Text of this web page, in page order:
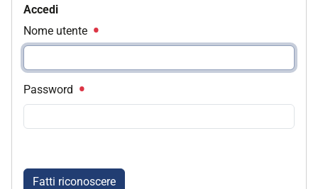
Accedi
Nome utente
Password
Fatti riconoscere